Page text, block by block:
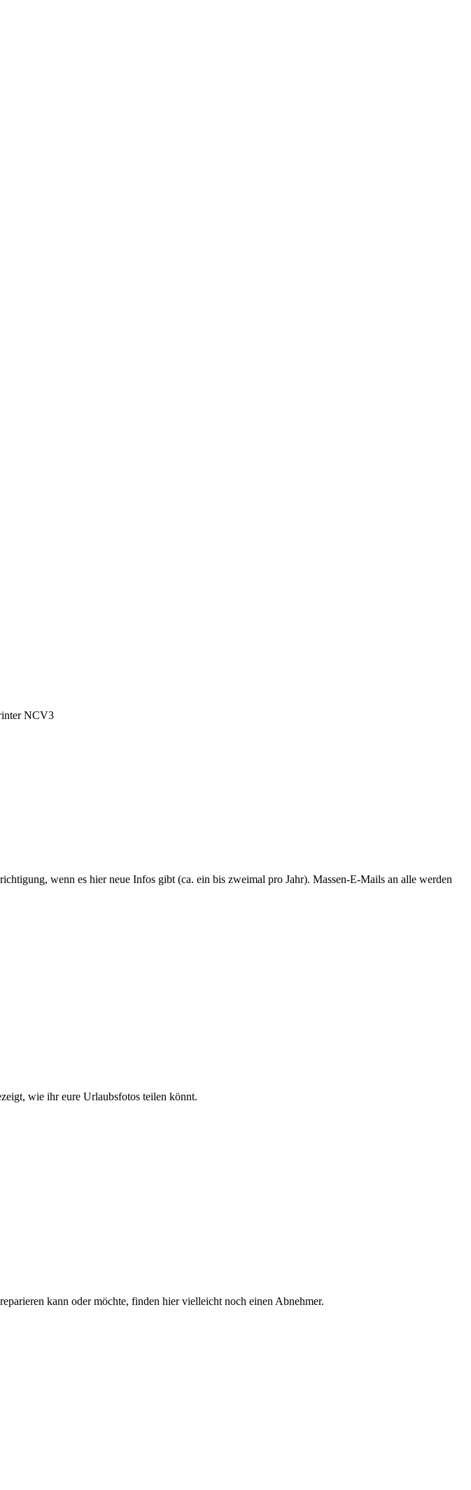
NCV3
wenn es hier neue Infos gibt (ca. ein bis zweimal pro Jahr). Massen-E-Mails an alle werden
wie ihr eure Urlaubsfotos teilen könnt.
kann oder möchte, finden hier vielleicht noch einen Abnehmer.